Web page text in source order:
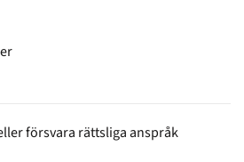
försvara rättsliga anspråk